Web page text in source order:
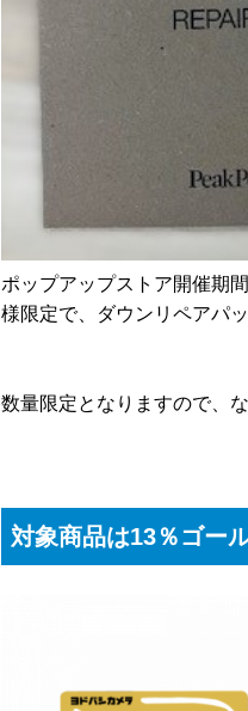
ポップアップストア開催期
様限定で、ダウンリペアパ
数量限定となりますので、
対象商品は13％ゴー